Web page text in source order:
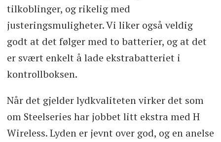
tilkoblinger, og rikelig med
justeringsmuligheter. Vi liker også veldig
godt at det følger med to batterier, og at det
er svært enkelt å lade ekstrabatteriet i
kontrollboksen.
Når det gjelder lydkvaliteten virker det som
om Steelseries har jobbet litt ekstra med H
Wireless. Lyden er jevnt over god, og en anelse